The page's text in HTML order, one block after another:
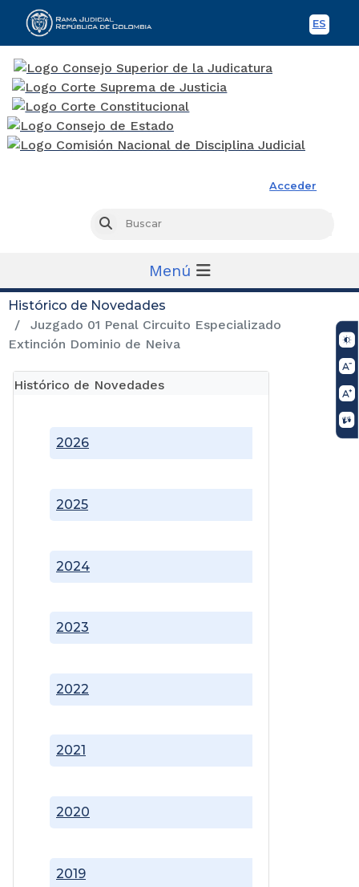
ES
Acceder
Buscar
Menú
Histórico de Novedades
Juzgado 01 Penal Circuito Especializado
Extinción Dominio de Neiva
Histórico de Novedades
2019
2020
2021
2022
2023
2024
2025
2026